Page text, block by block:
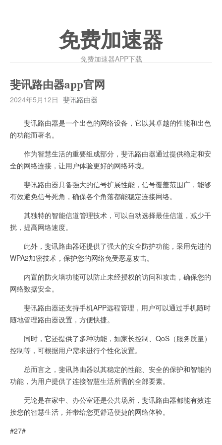
免费加速器
免费加速器APP下载
斐讯路由器app官网
2024年5月12日 斐讯路由器
斐讯路由器是一个出色的网络设备，它以其卓越的性能和出色
的功能而著名。
作为智慧生活的重要组成部分，斐讯路由器通过提供稳定和安
全的网络连接，让用户体验更好的网络环境。
斐讯路由器具备强大的信号扩展性能，信号覆盖范围广，能够
有效避免信号死角，确保各个角落都能稳定连接网络。
其独特的智能信道管理技术，可以自动选择最佳信道，减少干
扰，提高网络速度。
此外，斐讯路由器还提供了强大的安全防护功能，采用先进的
WPA2加密技术，保护您的网络免受恶意攻击。
内置的防火墙功能可以防止未经授权的访问和攻击，确保您的
网络数据安全。
斐讯路由器还支持手机APP远程管理，用户可以通过手机随时
随地管理路由器设置，方便快捷。
同时，它还提供了多种功能，如家长控制、QoS（服务质量）
控制等，可根据用户需求进行个性化设置。
总而言之，斐讯路由器以其稳定的性能、安全的保护和智能的
功能，为用户提供了连接智慧生活所需的全部要素。
无论是在家中、办公室还是公共场所，斐讯路由器都能有效连
接您的智慧生活，并带给您更舒适便捷的网络体验。
#27#